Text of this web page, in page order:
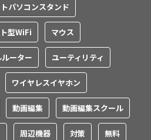
パソコンスタンド
型WiFi マウス
ーター ユーティリティ
ワイヤレスイヤホン
動画編集 動画編集スクール
周辺機器 対策 無料